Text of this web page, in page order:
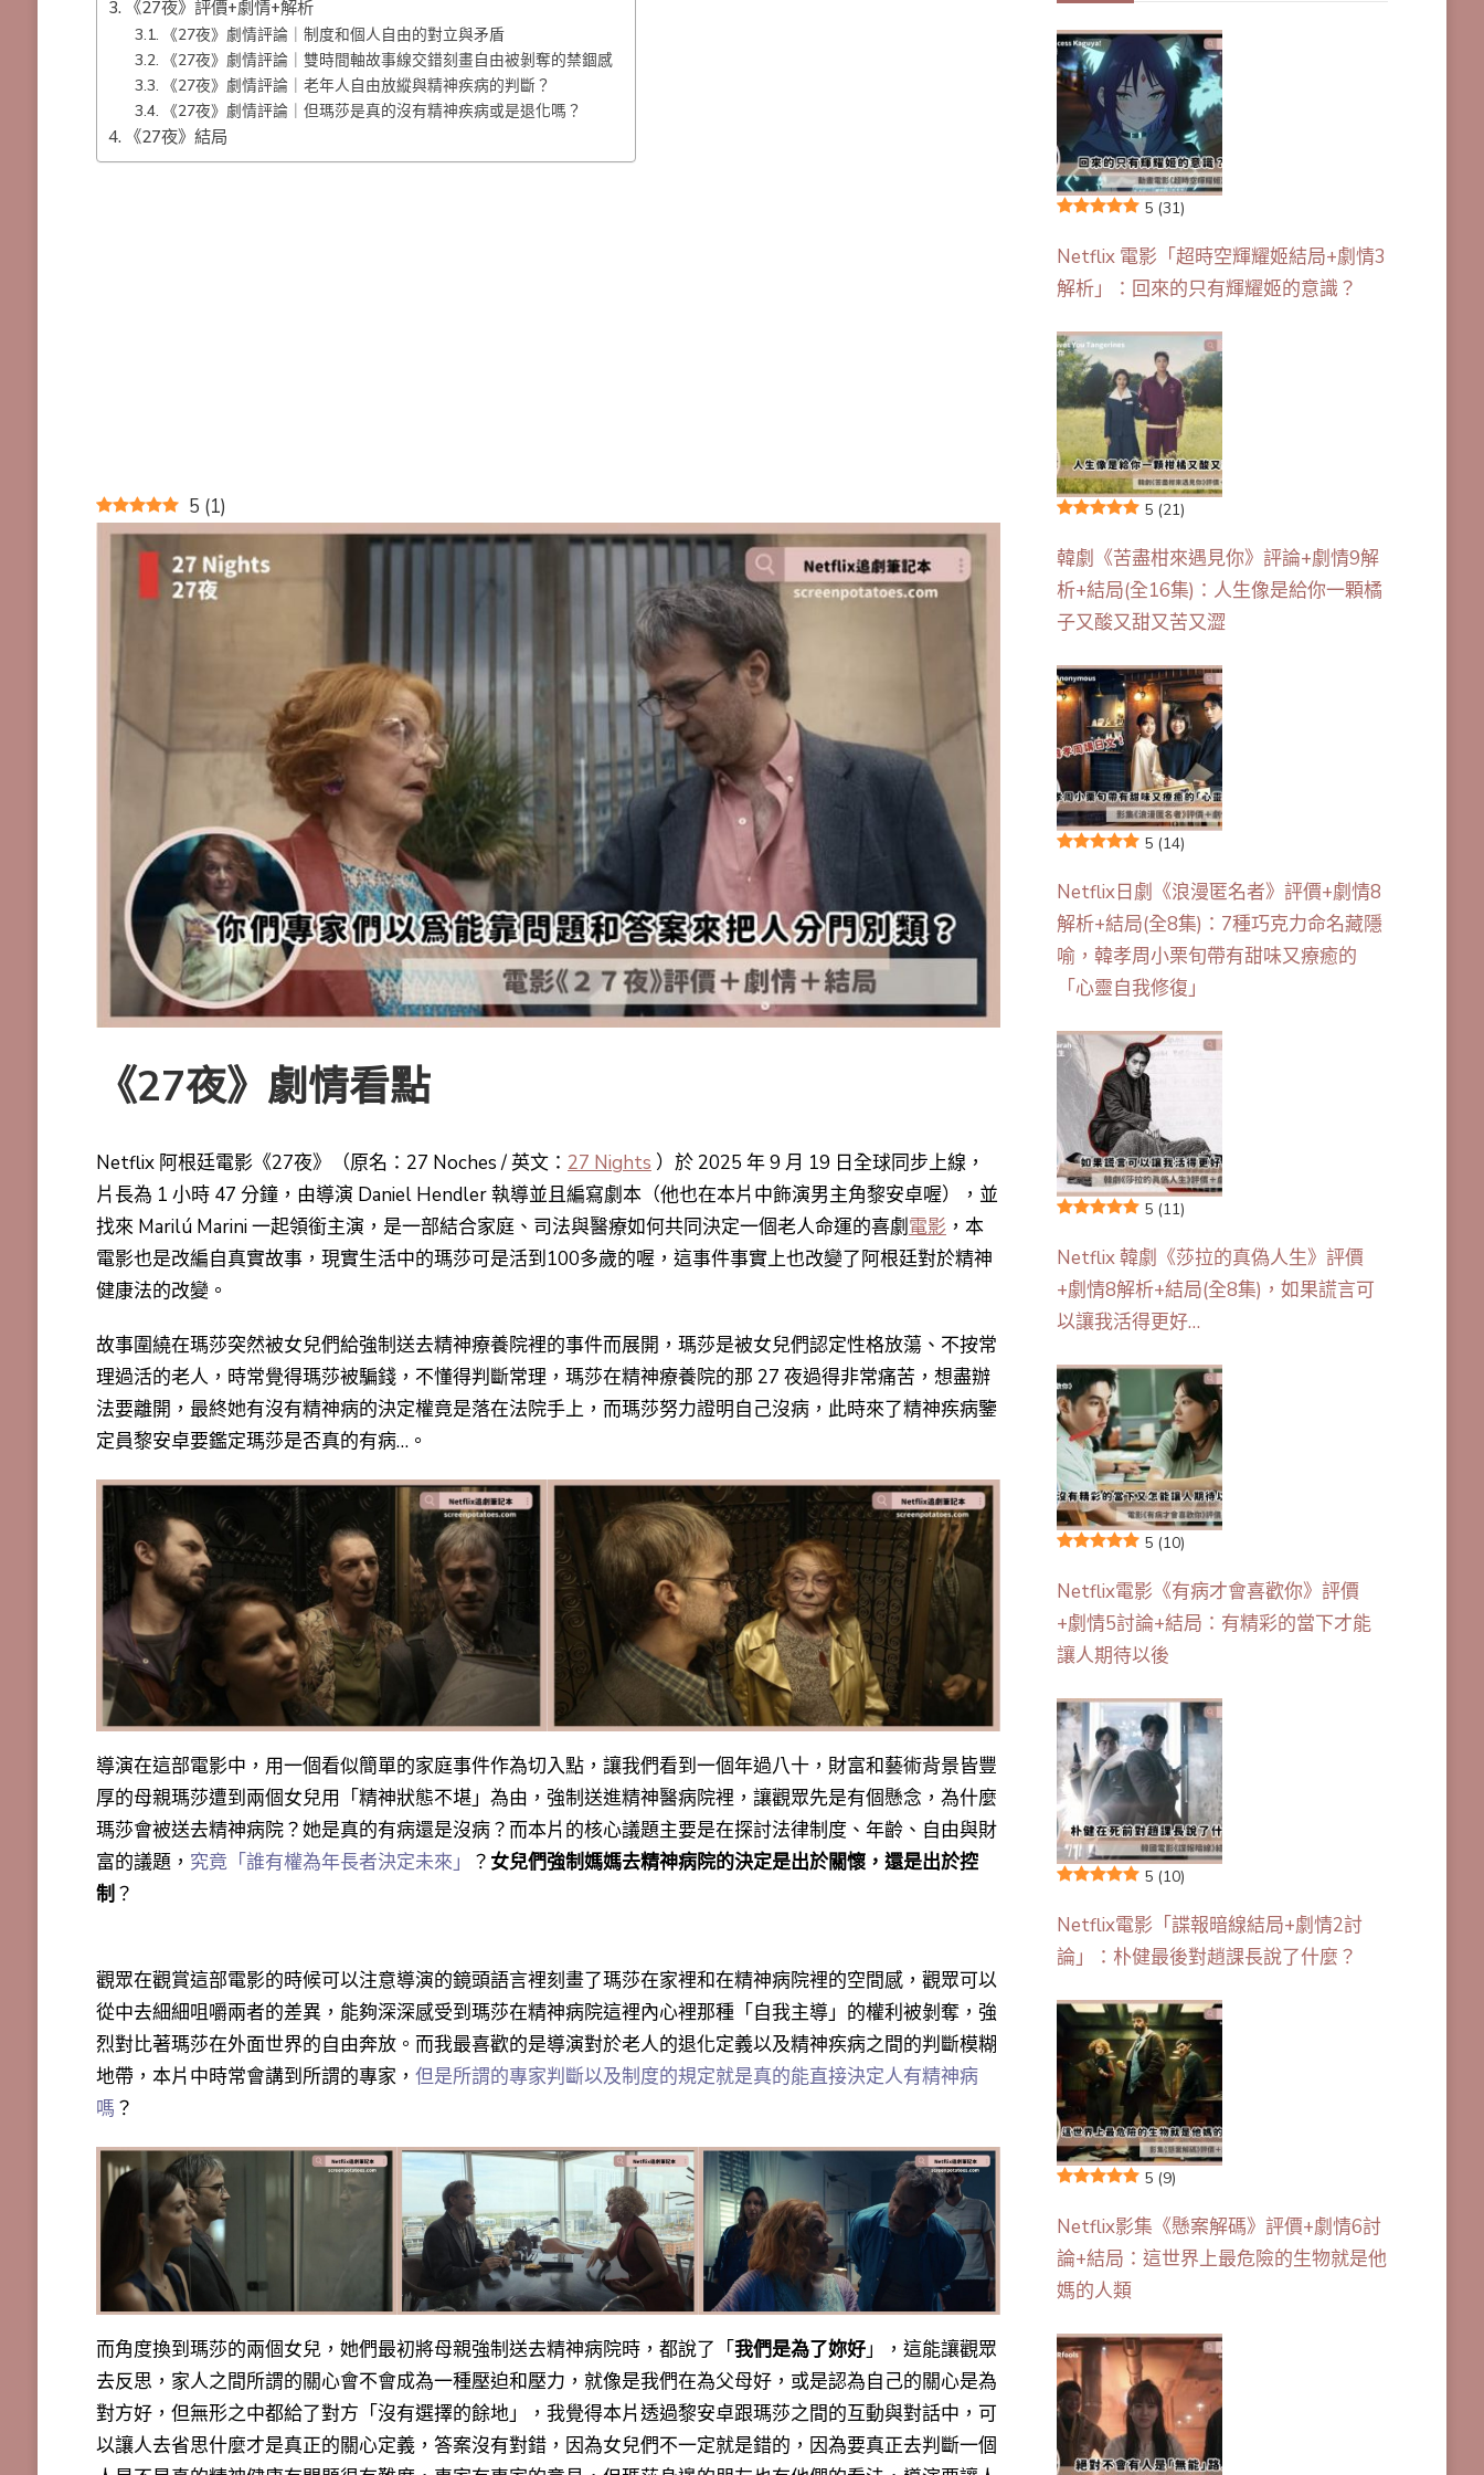
《27夜》評價+劇情+解析
《27夜》劇情評論｜制度和個人自由的對立與矛盾
《27夜》劇情評論｜雙時間軸故事線交錯刻畫自由被剝奪的禁錮感
《27夜》劇情評論｜老年人自由放縱與精神疾病的判斷？
《27夜》劇情評論｜但瑪莎是真的沒有精神疾病或是退化嗎？
《27夜》結局
5 (1)
《27夜》劇情看點
Netflix 阿根廷電影《27夜》（原名：27 Noches / 英文： 27 Nights ）於 2025 年 9 月 19 日全球同步上線，
片長為 1 小時 47 分鐘，由導演 Daniel Hendler執導並且編寫劇本（他也在本片中飾演男主角黎安卓喔），並
找來 Marilú Marini一起領銜主演，是一部結合家庭、司法與醫療如何共同決定一個老人命運的喜劇電影 ，本
電影也是改編自真實故事，現實生活中的瑪莎可是活到100多歲的喔，這事件事實上也改變了阿根廷對於精神
健康法的改變。
故事圍繞在瑪莎突然被女兒們給強制送去精神療養院裡的事件而展開，瑪莎是被女兒們認定性格放蕩、不按常
理過活的老人，時常覺得瑪莎被騙錢，不懂得判斷常理，瑪莎在精神療養院的那 27 夜過得非常痛苦，想盡辦
法要離開，最終她有沒有精神病的決定權竟是落在法院手上，而瑪莎努力證明自己沒病， 此時來了精神疾病鑒
定員黎安卓要鑑定瑪莎是否真的有病…。
導演在這部電影中，用一個看似簡單的家庭事件作為切入點，讓我們看到一個年過八十，財富和藝術背景皆豐
厚的母親瑪莎遭到兩個女兒用「精神狀態不堪」為由，強制送進精神醫病院裡，讓觀眾先是有個懸念，為什麼
瑪莎會被送去精神病院？她是真的有病還是沒病？而本片的核心議題主要是在探討法律制度、年齡、自由與財
富的議題， 究竟「誰有權為年長者決定未來」 ？ 女兒們強制媽媽去精神病院的決定是出於關懷，還是出於控
制？
觀眾在觀賞這部電影的時候可以注意導演的鏡頭語言裡刻畫了瑪莎在家裡和在精神病院裡的空間感，觀眾可以
從中去細細咀嚼兩者的差異，能夠深深感受到瑪莎在精神病院這裡內心裡那種「自我主導」的權利被剝奪，強
烈對比著瑪莎在外面世界的自由奔放。而我最喜歡的是導演對於老人的退化定義以及精神疾病之間的判斷模糊
地帶，本片中時常會講到所謂的專家， 但是所謂的專家判斷以及制度的規定就是真的能直接決定人有精神病
嗎 ？
而角度換到瑪莎的兩個女兒，她們最初將母親強制送去精神病院時，都說了「我們是為了妳好」，這能讓觀眾
去反思，家人之間所謂的關心會不會成為一種壓迫和壓力，就像是我們在為父母好，或是認為自己的關心是為
對方好，但無形之中都給了對方「沒有選擇的餘地」，我覺得本片透過黎安卓跟瑪莎之間的互動與對話中，可
以讓人去省思什麼才是真正的關心定義，答案沒有對錯，因為女兒們不一定就是錯的，因為要真正去判斷一個
5 (31)
Netflix 電影「超時空輝耀姬結局+劇情3
解析」：回來的只有輝耀姬的意識？
5 (21)
韓劇《苦盡柑來遇見你》評論+劇情9解
析+結局(全16集)：人生像是給你一顆橘
子又酸又甜又苦又澀
5 (14)
Netflix日劇《浪漫匿名者》評價+劇情8
解析+結局(全8集)：7種巧克力命名藏隱
喻，韓孝周小栗旬帶有甜味又療癒的
「心靈自我修復」
5 (11)
Netflix 韓劇《莎拉的真偽人生》評價
+劇情8解析+結局(全8集)，如果謊言可
以讓我活得更好…
5 (10)
Netflix電影《有病才會喜歡你》評價
+劇情5討論+結局：有精彩的當下才能
讓人期待以後
5 (10)
Netflix電影「諜報暗線結局+劇情2討
論」：朴健最後對趙課長說了什麼？
5 (9)
Netflix影集《懸案解碼》評價+劇情6討
論+結局：這世界上最危險的生物就是他
媽的人類